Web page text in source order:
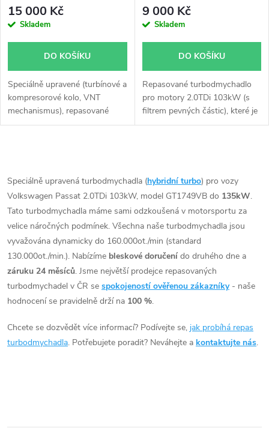
15 000 Kč
Skladem
DO KOŠÍKU
Speciálně upravené (turbínové a
kompresorové kolo, VNT
mechanismus), repasované
turbodmychadlo Garrett
pasuje turbodmychadlo bez
jakýchkoli úprav nebo zásahů
9 000 Kč
Skladem
DO KOŠÍKU
Repasované turbodmychadlo
pro motory 2.0TDi 103kW (s
filtrem pevných částic), které je
upravené pro vyšší výkon.
žádných úprav na voze, vše
pasuje.
v
l
á
d
a
c
í
p
k
Speciálně upravená turbodmychadla (hybridní turbo) pro vozy
Volkswagen Passat 2.0TDi 103kW, model GT1749VB do 135kW.
Tato turbodmychadla máme sami odzkoušená v motorsportu za
velice náročných podmínek. Všechna naše turbodmychadla jsou
vyvažována dynamicky do 160.000ot./min (standard
130.000ot./min.). Nabízíme bleskové doručení do druhého dne a
záruku 24 měsíců. Jsme největší prodejce repasovaných
turbodmychadel v ČR se spokojeností ověřenou zákazníky- naše
hodnocení se pravidelně drží na 100 %.
Chcete se dozvědět více informací? Podívejte se, jak probíhá repas
turbodmychadla. Potřebujete poradit? Neváhejte a kontaktujte nás.